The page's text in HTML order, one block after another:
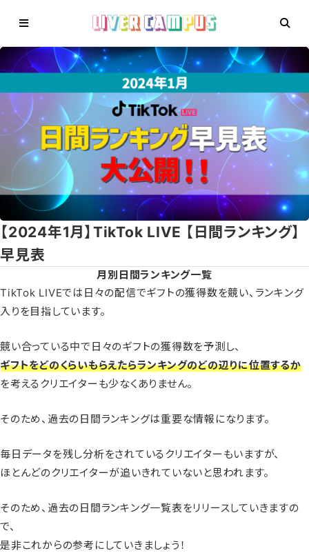
【2024年1月】TikTok LIVE 【日間ランキング】
早見表
月別日間ランキング一覧
TikTok LIVEでは日々の配信でギフトの獲得数を競い、ランキング
入りを目指しています。
競い合っている中で日々のギフトの獲得数を予測し、
ギフトをどのくらいもらえたらランキングのどの辺りに位置するか
を考えるクリエイターも少なくありません。
そのため、過去の日間ランキングは重要な情報になります。
毎日データを残し分析をされているクリエイターもいますが、
ほとんどのクリエイターが追いきれていないと思われます。
そのため、過去の日間ランキング一覧表をリリースしていきますの
で、
是非これからの参考にしていきましょう！